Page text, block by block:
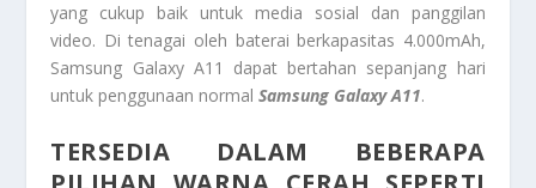
yang cukup baik untuk media sosial dan panggilan
video. Di tenagai oleh baterai berkapasitas 4.000mAh,
Samsung Galaxy A11 dapat bertahan sepanjang hari
untuk penggunaan normal Samsung Galaxy A11.
TERSEDIA DALAM BEBERAPA